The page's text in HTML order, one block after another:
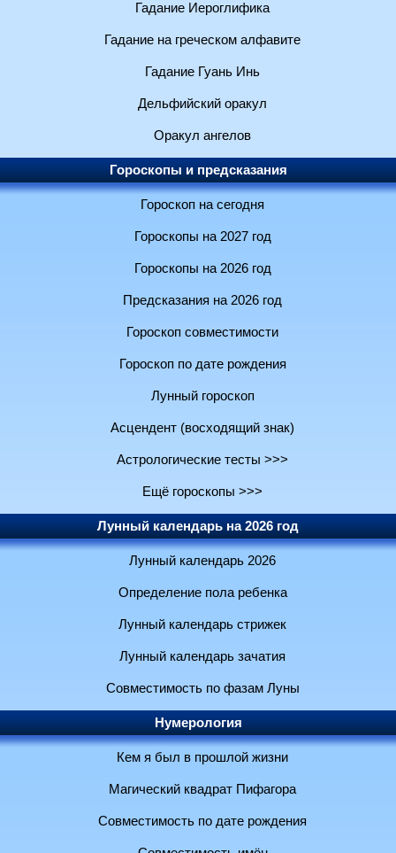
Гадание Иероглифика
Гадание на греческом алфавите
Гадание Гуань Инь
Дельфийский оракул
Оракул ангелов
Гороскопы и предсказания
Гороскоп на сегодня
Гороскопы на 2027 год
Гороскопы на 2026 год
Предсказания на 2026 год
Гороскоп совместимости
Гороскоп по дате рождения
Лунный гороскоп
Асцендент (восходящий знак)
Астрологические тесты >>>
Ещё гороскопы >>>
Лунный календарь на 2026 год
Лунный календарь 2026
Определение пола ребенка
Лунный календарь стрижек
Лунный календарь зачатия
Совместимость по фазам Луны
Нумерология
Кем я был в прошлой жизни
Магический квадрат Пифагора
Совместимость по дате рождения